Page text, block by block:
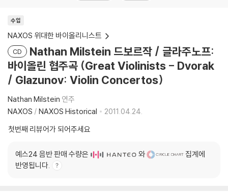
수입
NAXOS 위대한 바이올리니스트
CD
Nathan Milstein 드보르작 / 글라주노프:
바이올린 협주곡 (Great Violinists - Dvorak
/ Glazunov: Violin Concertos)
Nathan Milstein 연주
NAXOS / NAXOS Historical
2011.04.24.
첫번째 리뷰어가 되어주세요
예스24 음반 판매 수량은 와
집계에
반영됩니다.